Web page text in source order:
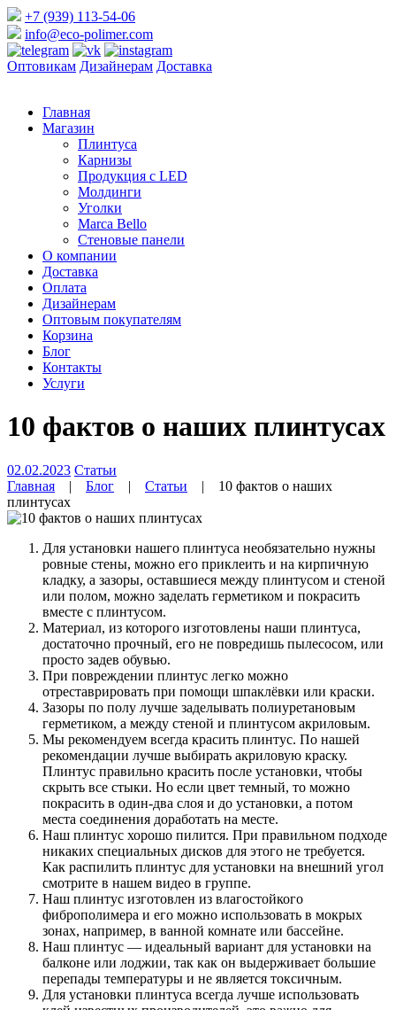
+7 (939) 113-54-06
info@eco-polimer.com
Оптовикам Дизайнерам Доставка
Главная
Магазин
Плинтуса
Карнизы
Продукция с LED
Молдинги
Уголки
Marca Bello
Стеновые панели
О компании
Доставка
Оплата
Дизайнерам
Оптовым покупателям
Корзина
Блог
Контакты
Услуги
10 фактов о наших плинтусах
02.02.2023 Статьи
Главная | Блог | Статьи | 10 фактов о наших
плинтусах
Для установки нашего плинтуса необязательно нужны
ровные стены, можно его приклеить и на кирпичную
кладку, а зазоры, оставшиеся между плинтусом и стеной
или полом, можно заделать герметиком и покрасить
вместе с плинтусом.
Материал, из которого изготовлены наши плинтуса,
достаточно прочный, его не повредишь пылесосом, или
просто задев обувью.
При повреждении плинтус легко можно
отреставрировать при помощи шпаклёвки или краски.
Зазоры по полу лучше заделывать полиуретановым
герметиком, а между стеной и плинтусом акриловым.
Мы рекомендуем всегда красить плинтус. По нашей
рекомендации лучше выбирать акриловую краску.
Плинтус правильно красить после установки, чтобы
скрыть все стыки. Но если цвет темный, то можно
покрасить в один-два слоя и до установки, а потом
места соединения доработать на месте.
Наш плинтус хорошо пилится. При правильном подходе
никаких специальных дисков для этого не требуется.
Как распилить плинтус для установки на внешний угол
смотрите в нашем видео в группе.
Наш плинтус изготовлен из влагостойкого
фиброполимера и его можно использовать в мокрых
зонах, например, в ванной комнате или бассейне.
Наш плинтус — идеальный вариант для установки на
балконе или лоджии, так как он выдерживает большие
перепады температуры и не является токсичным.
Для установки плинтуса всегда лучше использовать